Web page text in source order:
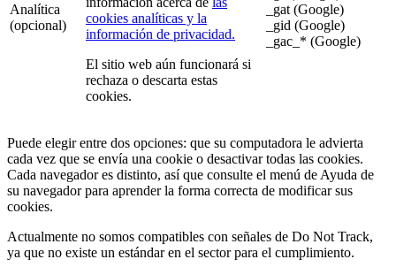
Analítica
(opcional)
cookies analíticas y la
información de privacidad.
El sitio web aún funcionará si
rechaza o descarta estas
cookies.
_gat (Google)
_gid (Google)
_gac_* (Google)
Puede elegir entre dos opciones: que su computadora le advierta
cada vez que se envía una cookie o desactivar todas las cookies.
Cada navegador es distinto, así que consulte el menú de Ayuda de
su navegador para aprender la forma correcta de modificar sus
cookies.
Actualmente no somos compatibles con señales de Do Not Track,
ya que no existe un estándar en el sector para el cumplimiento.